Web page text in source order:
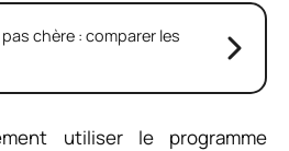
chère : comparer les
utiliser le programme